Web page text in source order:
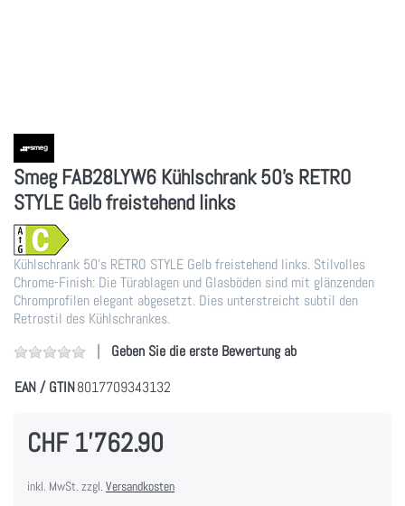
Smeg FAB28LYW6 Kühlschrank 50's RETRO
STYLE Gelb freistehend links
Kühlschrank 50's RETRO STYLE Gelb freistehend links. Stilvolles
Chrome-Finish: Die Türablagen und Glasböden sind mit glänzenden
Chromprofilen elegant abgesetzt. Dies unterstreicht subtil den
Retrostil des Kühlschrankes.
Geben Sie die erste Bewertung ab
EAN / GTIN8017709343132
CHF 1'762.90
inkl. MwSt. zzgl. Versandkosten